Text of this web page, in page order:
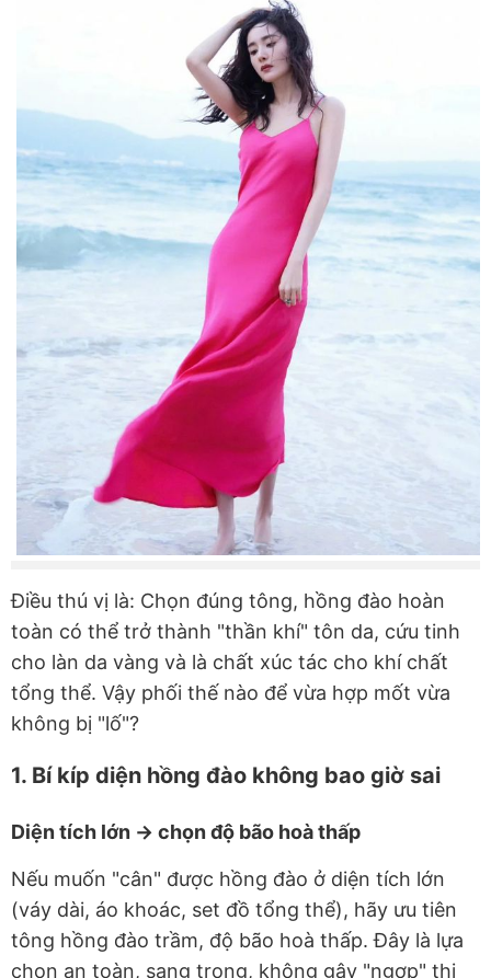
Điều thú vị là: Chọn đúng tông, hồng đào hoàn
toàn có thể trở thành "thần khí" tôn da, cứu tinh
cho làn da vàng và là chất xúc tác cho khí chất
tổng thể. Vậy phối thế nào để vừa hợp mốt vừa
không bị "lố"?
1. Bí kíp diện hồng đào không bao giờ sai
Diện tích lớn → chọn độ bão hoà thấp
Nếu muốn "cân" được hồng đào ở diện tích lớn
(váy dài, áo khoác, set đồ tổng thể), hãy ưu tiên
tông hồng đào trầm, độ bão hoà thấp. Đây là lựa
chọn an toàn, sang trọng, không gây "ngợp" thị